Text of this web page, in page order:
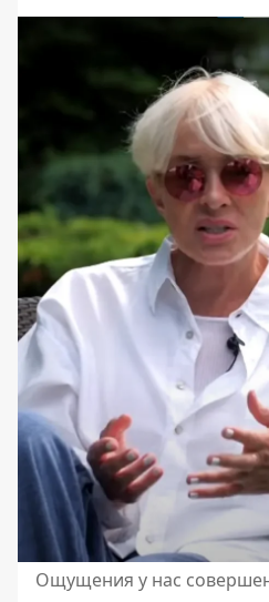
Ощущения у нас